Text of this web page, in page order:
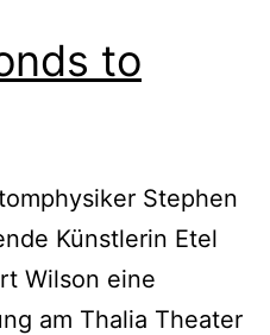
to
Stephen
Künstlerin Etel
Wilson eine
am Thalia Theater